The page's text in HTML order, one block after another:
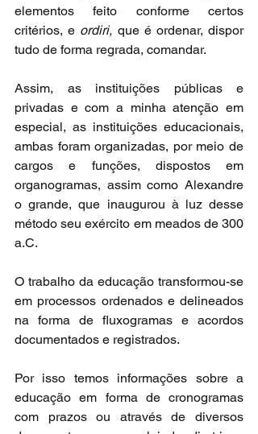
elementos feito conforme certos
critérios, e ordiri, que é ordenar, dispor
tudo de forma regrada, comandar.
Assim, as instituições públicas e
privadas e com a minha atenção em
especial, as instituições educacionais,
ambas foram organizadas, por meio de
cargos e funções, dispostos em
organogramas, assim como Alexandre
o grande, que inaugurou à luz desse
método seu exército em meados de 300
a.C.
O trabalho da educação transformou-se
em processos ordenados e delineados
na forma de fluxogramas e acordos
documentados e registrados.
Por isso temos informações sobre a
educação em forma de cronogramas
com prazos ou através de diversos